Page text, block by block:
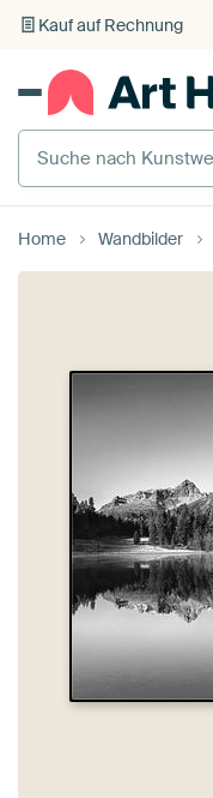
Kauf auf Rechnung
Individueller Druck auf
Home Wandbilder